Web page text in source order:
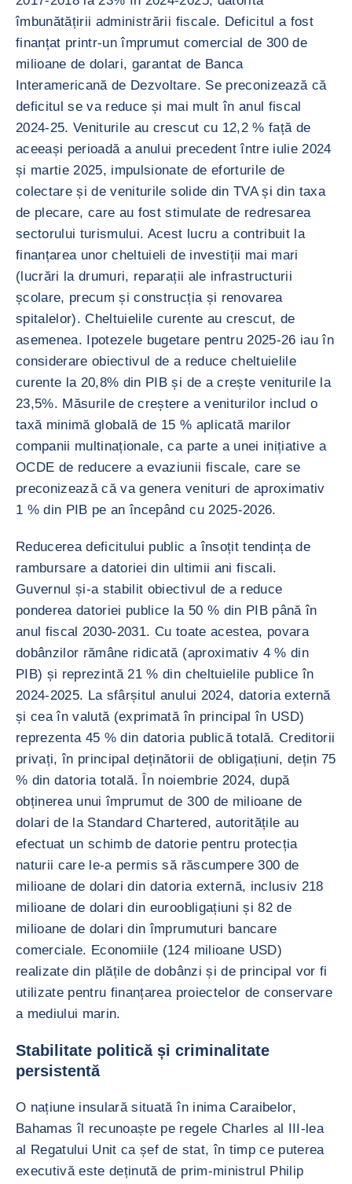
îmbunătățirii administrării fiscale. Deficitul a fost
finanțat printr-un împrumut comercial de 300 de
milioane de dolari, garantat de Banca
Interamericană de Dezvoltare. Se preconizează că
deficitul se va reduce și mai mult în anul fiscal
2024-25. Veniturile au crescut cu 12,2 % față de
aceeași perioadă a anului precedent între iulie 2024
și martie 2025, impulsionate de eforturile de
colectare și de veniturile solide din TVA și din taxa
de plecare, care au fost stimulate de redresarea
sectorului turismului. Acest lucru a contribuit la
finanțarea unor cheltuieli de investiții mai mari
(lucrări la drumuri, reparații ale infrastructurii
școlare, precum și construcția și renovarea
spitalelor). Cheltuielile curente au crescut, de
asemenea. Ipotezele bugetare pentru 2025-26 iau în
considerare obiectivul de a reduce cheltuielile
curente la 20,8% din PIB și de a crește veniturile la
23,5%. Măsurile de creștere a veniturilor includ o
taxă minimă globală de 15 % aplicată marilor
companii multinaționale, ca parte a unei inițiative a
OCDE de reducere a evaziunii fiscale, care se
preconizează că va genera venituri de aproximativ
1 % din PIB pe an începând cu 2025-2026.
Reducerea deficitului public a însoțit tendința de
rambursare a datoriei din ultimii ani fiscali.
Guvernul și-a stabilit obiectivul de a reduce
ponderea datoriei publice la 50 % din PIB până în
anul fiscal 2030-2031. Cu toate acestea, povara
dobânzilor rămâne ridicată (aproximativ 4 % din
PIB) și reprezintă 21 % din cheltuielile publice în
2024-2025. La sfârșitul anului 2024, datoria externă
și cea în valută (exprimată în principal în USD)
reprezenta 45 % din datoria publică totală. Creditorii
privați, în principal deținătorii de obligațiuni, dețin 75
% din datoria totală. În noiembrie 2024, după
obținerea unui împrumut de 300 de milioane de
dolari de la Standard Chartered, autoritățile au
efectuat un schimb de datorie pentru protecția
naturii care le-a permis să răscumpere 300 de
milioane de dolari din datoria externă, inclusiv 218
milioane de dolari din euroobligațiuni și 82 de
milioane de dolari din împrumuturi bancare
comerciale. Economiile (124 milioane USD)
realizate din plățile de dobânzi și de principal vor fi
utilizate pentru finanțarea proiectelor de conservare
a mediului marin.
Stabilitate politică și criminalitate
persistentă
O națiune insulară situată în inima Caraibelor,
Bahamas îl recunoaște pe regele Charles al III-lea
al Regatului Unit ca șef de stat, în timp ce puterea
executivă este deținută de prim-ministrul Philip